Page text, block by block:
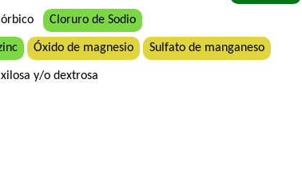
Cloruro de Sodio
Óxido de magnesio Sulfato de manganeso
xilosa y/o dextrosa